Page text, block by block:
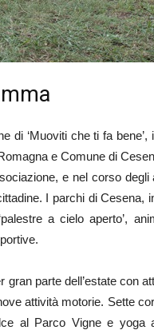
di ‘Muoviti che ti fa
e Comune di
e nel corso
I parchi di Cesena,
a cielo aperto’,
parte dell’estate con
attività motorie. Sette
al Parco Vigne e yoga